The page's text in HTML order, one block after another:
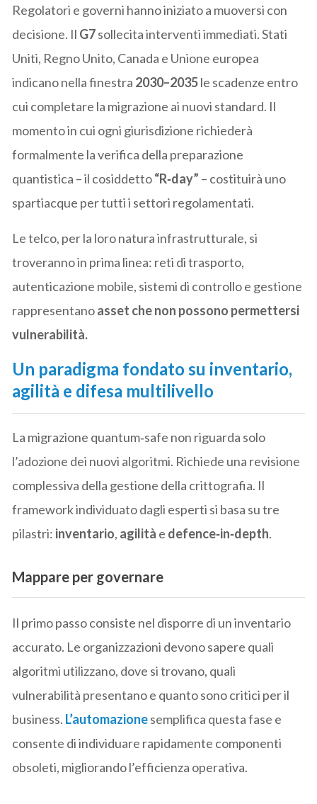
Regolatori e governi hanno iniziato a muoversi con
decisione. Il G7sollecita interventi immediati. Stati
Uniti, Regno Unito, Canada e Unione europea
indicano nella finestra 2030–2035le scadenze entro
cui completare la migrazione ai nuovi standard. Il
momento in cui ogni giurisdizione richiederà
formalmente la verifica della preparazione
quantistica – il cosiddetto“R‑day” – costituirà uno
spartiacque per tutti i settori regolamentati.
Le telco, per la loro natura infrastrutturale, si
troveranno in prima linea: reti di trasporto,
autenticazione mobile, sistemi di controllo e gestione
rappresentanoasset che non possono permettersi
vulnerabilità.
Un paradigma fondato su inventario,
agilità e difesa multilivello
La migrazione quantum‑safe non riguarda solo
l’adozione dei nuovi algoritmi. Richiede una revisione
complessiva della gestione della crittografia. Il
framework individuato dagli esperti si basa su tre
pilastri: inventario, agilità e defence‑in‑depth.
Mappare per governare
Il primo passo consiste nel disporre di un inventario
accurato. Le organizzazioni devono sapere quali
algoritmi utilizzano, dove si trovano, quali
vulnerabilità presentano e quanto sono critici per il
business. L’automazionesemplifica questa fase e
consente di individuare rapidamente componenti
obsoleti, migliorando l’efficienza operativa.